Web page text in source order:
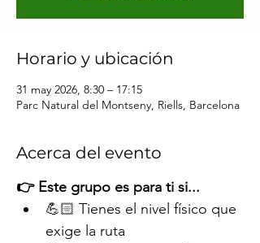
Horario y ubicación
31 may 2026, 8:30 – 17:15
Parc Natural del Montseny, Riells, Barcelona
Acerca del evento
👉 Este grupo es para ti si...
💪🏻 Tienes el nivel físico que
exige la ruta